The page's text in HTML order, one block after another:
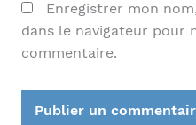
Enregistrer mon
dans le navigateur pour
commentaire.